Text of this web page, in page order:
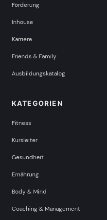
Förderung
Inhouse
Karriere
Friends & Family
Ausbildungskatalog
KATEGORIEN
Fitness
Kursleiter
Gesundheit
Ernährung
Body & Mind
Coaching & Management